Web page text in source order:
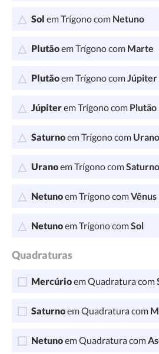
Sol em Trígono com Netuno
Plutãoem Trígono com Marte
Plutãoem Trígono comJúpiter
Júpiterem Trígono com Plutão
Saturnoem Trígono com Urano
Uranoem Trígono comSaturno
Netunoem Trígono comVênus
Netunoem Trígono comSol
Quadraturas
Mercúrioem Quadratura com
Saturnoem Quadratura com
Netunoem Quadratura com